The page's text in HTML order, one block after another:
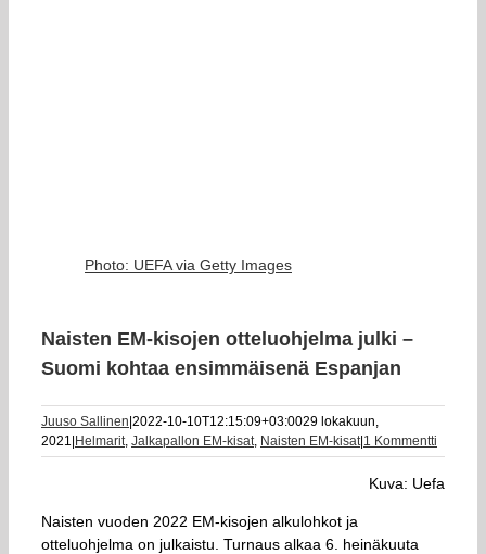
Photo: UEFA via Getty Images
Naisten EM-kisojen otteluohjelma julki –
Suomi kohtaa ensimmäisenä Espanjan
Juuso Sallinen 2022-10-10T12:15:09+03:0029 lokakuun,
2021 Helmarit, Jalkapallon EM-kisat, Naisten EM-kisat| 1 Kommentti
Kuva: Uefa
Naisten vuoden 2022 EM-kisojen alkulohkot ja
otteluohjelma on julkaistu. Turnaus alkaa 6. heinäkuuta